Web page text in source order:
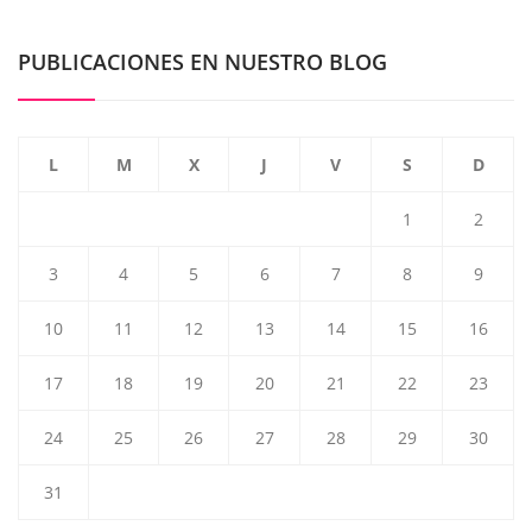
PUBLICACIONES EN NUESTRO BLOG
L M X J V S D
1 2
3 4 5 6 7 8 9
10 11 12 13 14 15 16
17 18 19 20 21 22 23
24 25 26 27 28 29 30
31